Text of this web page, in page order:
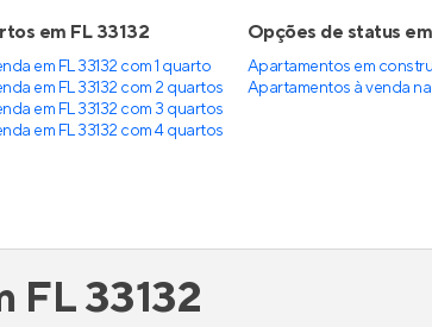
em FL 33132
em FL 33132 com 1 quarto
em FL 33132 com 2 quartos
em FL 33132 com 3 quartos
em FL 33132 com 4 quartos
Opções de status
Apartamentos em
Apartamentos à venda na
FL 33132